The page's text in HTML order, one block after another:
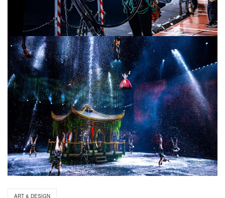
ART & DESIGN